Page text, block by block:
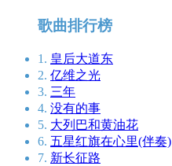
歌曲排行榜
1. 皇后大道东
2. 亿维之光
3. 三年
4. 没有的事
5. 大列巴和黄油花
6. 五星红旗在心里(伴奏)
7. 新长征路